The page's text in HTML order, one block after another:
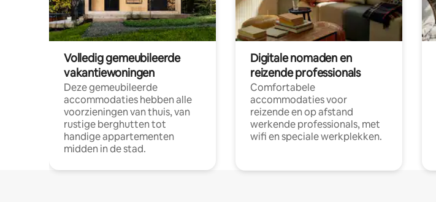
Volledig gemeubileerde
vakantiewoningen
Deze gemeubileerde
accommodaties hebben alle
voorzieningen van thuis, van
rustige berghutten tot
handige appartementen
midden in de stad.
Digitale nomaden en
reizende professionals
Comfortabele
accommodaties voor
reizende en op afstand
werkende professionals, met
wifi en speciale werkplekken.